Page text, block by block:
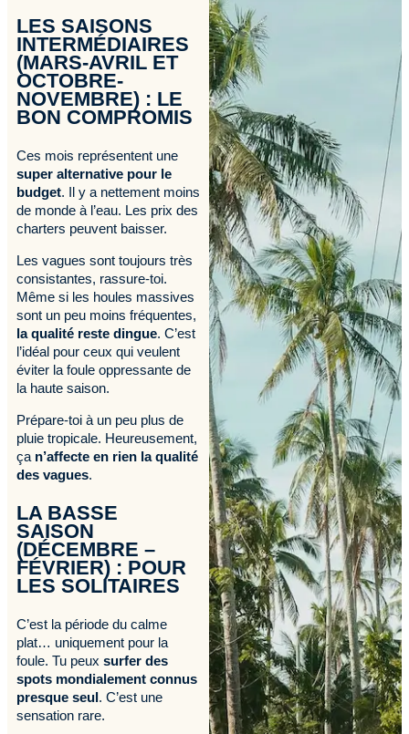
LES SAISONS
INTERMÉDIAIRES
(MARS-AVRIL ET
OCTOBRE-
NOVEMBRE) : LE
BON COMPROMIS
Ces mois représentent une
super alternative pour le
budget. Il y a nettement moins
de monde à l’eau. Les prix des
charters peuvent baisser.
Les vagues sont toujours très
consistantes, rassure-toi.
Même si les houles massives
sont un peu moins fréquentes,
la qualité reste dingue. C’est
l’idéal pour ceux qui veulent
éviter la foule oppressante de
la haute saison.
Prépare-toi à un peu plus de
pluie tropicale. Heureusement,
ça n’affecte en rien la qualité
des vagues.
LA BASSE
SAISON
(DÉCEMBRE –
FÉVRIER) : POUR
LES SOLITAIRES
C’est la période du calme
plat… uniquement pour la
foule. Tu peux surfer des
spots mondialement connus
presque seul. C’est une
sensation rare.